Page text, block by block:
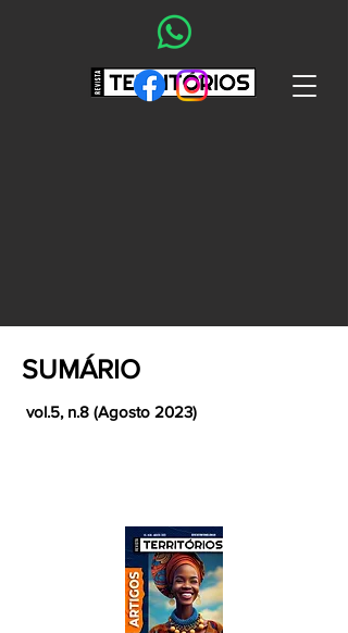
SUMÁRIO
vol.5, n.8 (Agosto 2023)